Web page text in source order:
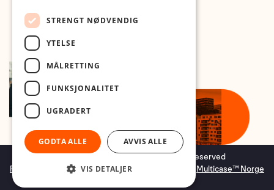
Copyright © 2026 Foto.no - All rights reserved
Forretningssystemog nettbutikkløsning
Multicase™ Norge
STRENGT NØDVENDIG
YTELSE
MÅLRETTING
FUNKSJONALITET
UGRADERT
GODTA ALLE AVVIS ALLE
VIS DETALJER